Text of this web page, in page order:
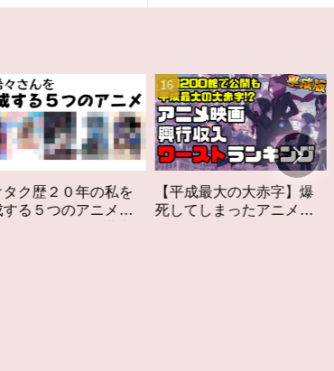
【平成最大の大赤字】爆
死してしまったアニメ映
作家性の搾りかす「果て
しなきスカーレット」レ